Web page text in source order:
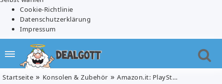
Cookie-Richtlinie
Datenschutzerklärung
Impressum
Startseite Konsolen & Zubehör Amazon.it: PlayStation 5 Konsole – Spider-Man 2 Limited Edition Bundle für 536,44€ (Vergleich: 629,99€)